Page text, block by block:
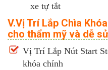
xe tự tắt
V.Vị Trí Lắp Chìa
cho thẩm mỹ và dễ
Vị Trí Lắp Nút Start
khóa chính